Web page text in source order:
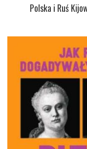
Polska i Ruś